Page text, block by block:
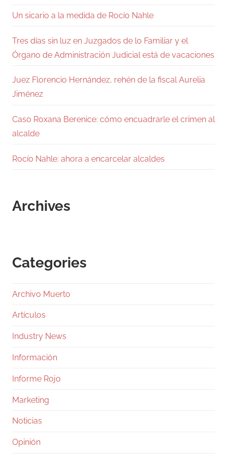
Un sicario a la medida de Rocío Nahle
Tres días sin luz en Juzgados de lo Familiar y el
Órgano de Administración Judicial está de vacaciones
Juez Florencio Hernández, rehén de la fiscal Aurelia
Jiménez
Caso Roxana Berenice: cómo encuadrarle el crimen al
alcalde
Rocío Nahle: ahora a encarcelar alcaldes
Archives
Categories
Archivo Muerto
Artículos
Industry News
Información
Informe Rojo
Marketing
Noticias
Opinión